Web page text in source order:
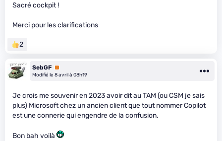
Sacré cockpit !
Merci pour les clarifications
2
SebGF Premium
Modifié le 8 avril à 08h19
Je crois me souvenir en 2023 avoir dit au TAM (ou CSM je sais
plus) Microsoft chez un ancien client que tout nommer Copilot
est une connerie qui engendre de la confusion.
Bon bah voilà